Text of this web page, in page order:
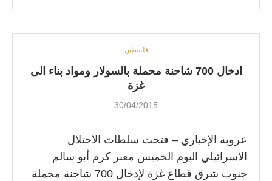
فلسطين
ادخال 700 شاحنة محملة بالسولار ومواد بناء الى
غزة
30/04/2015
عروبة الإخباري – فتحت سلطات الاحتلال
الاسرائيلي اليوم الخميس معبر كرم أبو سالم
جنوب شرق قطاع غزة لإدخال 700 شاحنة محملة